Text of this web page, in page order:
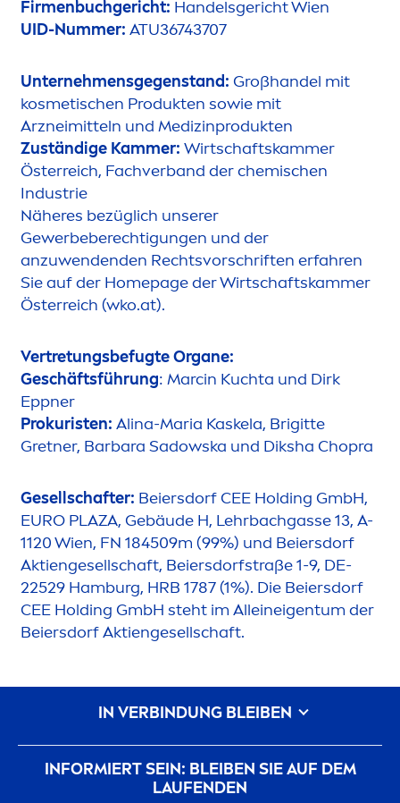
Firmenbuchgericht: Handelsgericht Wien
UID-Nummer: ATU36743707
Unternehmensgegenstand: Großhandel mit
kosmetischen Produkten sowie mit
Arzneimitteln und Medizinprodukten
Zuständige Kammer: Wirtschaftskammer
Österreich, Fachverband der chemischen
Industrie
Näheres bezüglich unserer
Gewerbeberechtigungen und der
anzuwendenden Rechtsvorschriften erfahren
Sie auf der Homepage der Wirtschaftskammer
Österreich (wko.at).
Vertretungsbefugte Organe:
Geschäftsführung: Marcin Kuchta und Dirk
Eppner
Prokuristen: Alina-Maria Kaskela, Brigitte
Gretner, Barbara Sadowska und Diksha Chopra
Gesellschafter: Beiersdorf CEE Holding GmbH,
EURO PLAZA, Gebäude H, Lehrbachgasse 13, A-
1120 Wien, FN 184509m (99%) und Beiersdorf
Aktiengesellschaft, Beiersdorfstraße 1-9, DE-
22529 Hamburg, HRB 1787 (1%). Die Beiersdorf
CEE Holding GmbH steht im Alleineigentum der
Beiersdorf Aktiengesellschaft.
INFORMIERT SEIN: BLEIBEN SIE AUF DEM
LAUFENDEN
IN VERBINDUNG BLEIBEN